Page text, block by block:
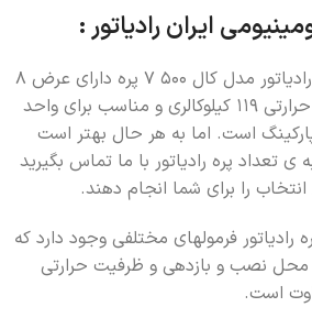
ایران رادیاتور :
هر رادیاتور پره ای ایران رادیاتور مدل کال 500 7 پره دارای عرض 8
سانتی متری و با ضریب حرارتی 119 کیلوکالری و مناسب برای واحد
است. اما به هر حال بهتر است
تعداد پره رادیاتور با ما تماس بگیرید
را برای شما انجام دهند.
رادیاتور فرمولهای مختلفی وجود دارد که
نصب و بازدهی و ظرفیت حرارتی
است.